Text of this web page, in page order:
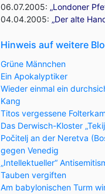
06.07.2005: „Londoner
04.04.2005: „Der alte
Hinweis auf weitere
Grüne Männchen
Ein Apokalyptiker
Wieder einmal ein
Kang
Titos vergessene
Das Derwisch-Kloster
Počitelj an der Neretva
gegen Venedig
„Intellektueller“
Tauben vergiften
Am babylonischen Turm